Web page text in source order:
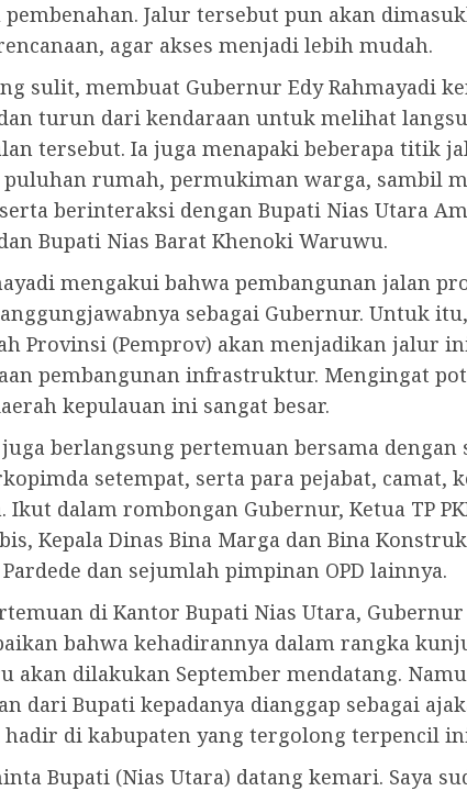
Jalur tersebut pun akan
agar akses menjadi lebih mudah.
sulit, membuat Gubernur Edy Rahmayadi
turun dari kendaraan untuk melihat
tersebut. Ia juga menapaki beberapa titik
rumah, permukiman warga, sambil
berinteraksi dengan Bupati Nias Utara
Bupati Nias Barat Khenoki Waruwu.
mengakui bahwa pembangunan jalan
sebagai Gubernur. Untuk itu,
Provinsi (Pemprov) akan menjadikan jalur
pembangunan infrastruktur. Mengingat
kepulauan ini sangat besar.
berlangsung pertemuan bersama dengan
setempat, serta para pejabat, camat,
Ikut dalam rombongan Gubernur, Ketua TP
Kepala Dinas Bina Marga dan Bina
dan sejumlah pimpinan OPD lainnya.
di Kantor Bupati Nias Utara, Gubernur
bahwa kehadirannya dalam rangka
akan dilakukan September mendatang.
dari Bupati kepadanya dianggap sebagai
hadir di kabupaten yang tergolong terpencil
Bupati (Nias Utara) datang kemari. Saya